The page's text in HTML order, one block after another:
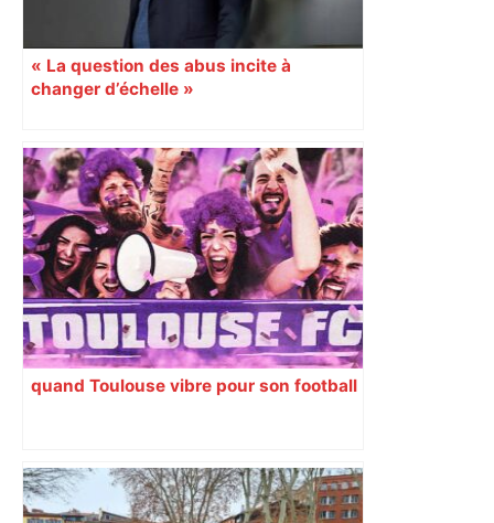
« La question des abus incite à
changer d’échelle »
quand Toulouse vibre pour son football